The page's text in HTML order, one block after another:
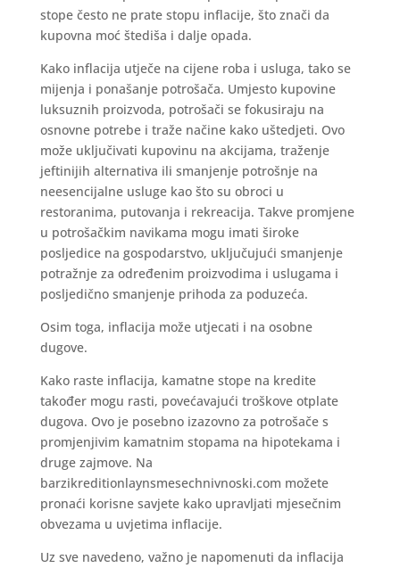
stope često ne prate stopu inflacije, što znači da
kupovna moć štediša i dalje opada.
Kako inflacija utječe na cijene roba i usluga, tako se
mijenja i ponašanje potrošača. Umjesto kupovine
luksuznih proizvoda, potrošači se fokusiraju na
osnovne potrebe i traže načine kako uštedjeti. Ovo
može uključivati kupovinu na akcijama, traženje
jeftinijih alternativa ili smanjenje potrošnje na
neesencijalne usluge kao što su obroci u
restoranima, putovanja i rekreacija. Takve promjene
u potrošačkim navikama mogu imati široke
posljedice na gospodarstvo, uključujući smanjenje
potražnje za određenim proizvodima i uslugama i
posljedično smanjenje prihoda za poduzeća.
Osim toga, inflacija može utjecati i na osobne
dugove.
Kako raste inflacija, kamatne stope na kredite
također mogu rasti, povećavajući troškove otplate
dugova. Ovo je posebno izazovno za potrošače s
promjenjivim kamatnim stopama na hipotekama i
druge zajmove. Na
barzikreditionlaynsmesechnivnoski.com možete
pronaći korisne savjete kako upravljati mjesečnim
obvezama u uvjetima inflacije.
Uz sve navedeno, važno je napomenuti da inflacija